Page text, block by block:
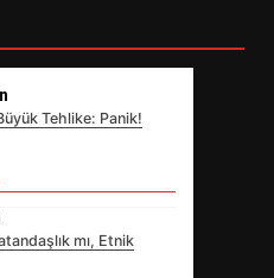
Tehlike: Panik!
mı, Etnik